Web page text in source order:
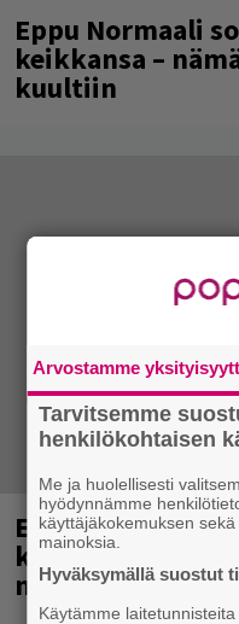
Eppu Normaali
keikkansa –
kuultiin
Eppu Normaali
konserttinsa
nyt dokumentti
Arvostamme
Tarvitsemme
henkilökohtaisen
Me ja huolellisesti
hyödynnämme
käyttäjäkokemuksen
mainoksia.
Hyväksymällä suostut
Käytämme